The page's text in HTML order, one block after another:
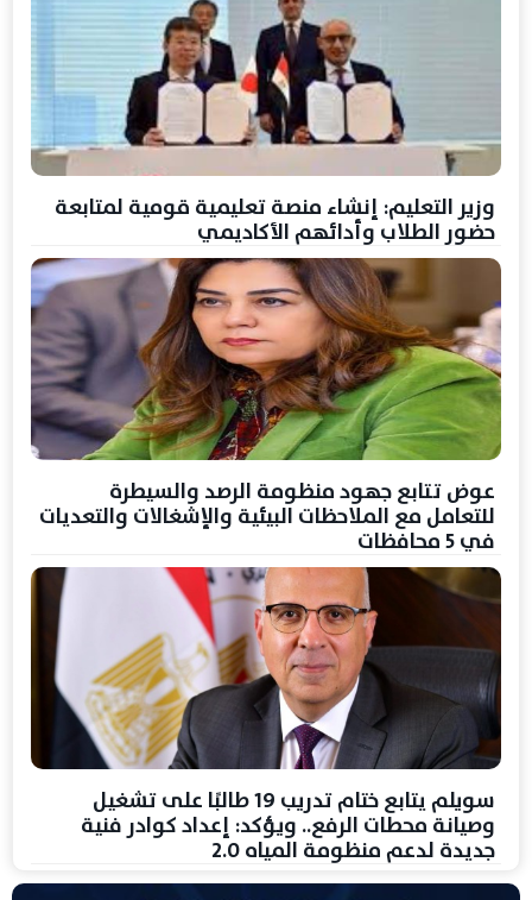
وزير التعليم: إنشاء منصة تعليمية قومية لمتابعة
حضور الطلاب وأدائهم الأكاديمي
عوض تتابع جهود منظومة الرصد والسيطرة
للتعامل مع الملاحظات البيئية والإشغالات والتعديات
في 5 محافظات
سويلم يتابع ختام تدريب 19 طالبًا على تشغيل
وصيانة محطات الرفع.. ويؤكد: إعداد كوادر فنية
جديدة لدعم منظومة المياه 2.0